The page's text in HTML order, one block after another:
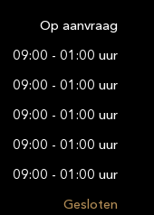
Op aanvraag
09:00 - 01:00 uur
09:00 - 01:00 uur
09:00 - 01:00 uur
09:00 - 01:00 uur
09:00 - 01:00 uur
Gesloten